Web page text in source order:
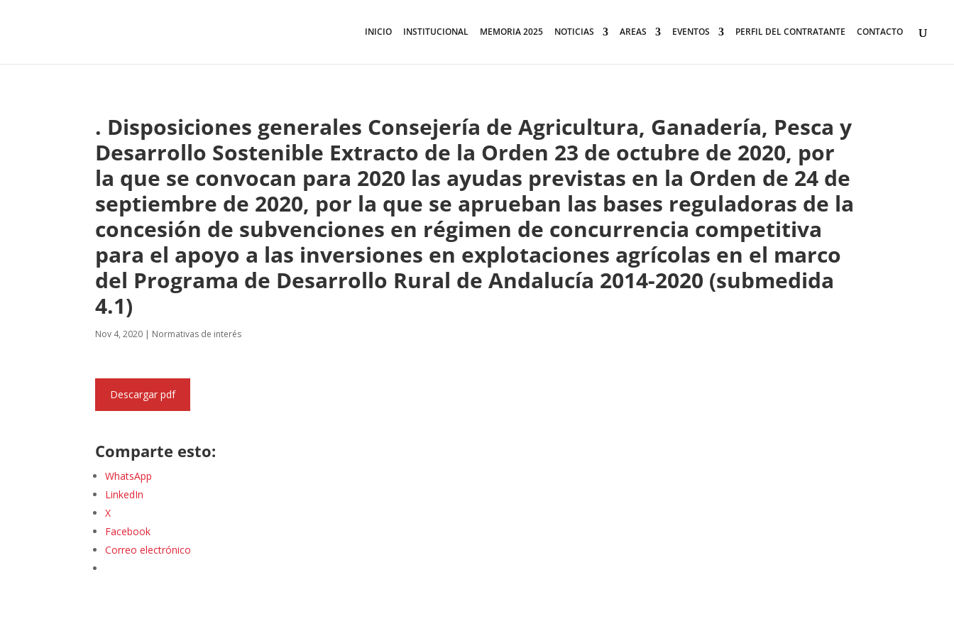
INICIO INSTITUCIONAL MEMORIA 2025 NOTICIAS AREAS EVENTOS PERFIL DEL CONTRATANTE CONTACTO
. Disposiciones generales Consejería de Agricultura, Ganadería, Pesca y
Desarrollo Sostenible Extracto de la Orden 23 de octubre de 2020, por
la que se convocan para 2020 las ayudas previstas en la Orden de 24 de
septiembre de 2020, por la que se aprueban las bases reguladoras de la
concesión de subvenciones en régimen de concurrencia competitiva
para el apoyo a las inversiones en explotaciones agrícolas en el marco
del Programa de Desarrollo Rural de Andalucía 2014-2020 (submedida
4.1)
Nov 4, 2020 | Normativas de interés
Descargar pdf
Comparte esto:
WhatsApp
LinkedIn
X
Facebook
Correo electrónico